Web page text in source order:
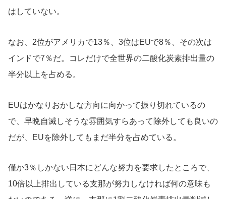
はしていない。
なお、2位がアメリカで13％、3位はEUで8％、その次は
インドで7％だ。コレだけで全世界の二酸化炭素排出量の
半分以上を占める。
EUはかなりおかしな方向に向かって振り切れているの
で、早晩自滅しそうな雰囲気すらあって除外しても良いの
だが、EUを除外してもまだ半分を占めている。
僅か3％しかない日本にどんな努力を要求したところで、
10倍以上排出している支那が努力しなければ何の意味も